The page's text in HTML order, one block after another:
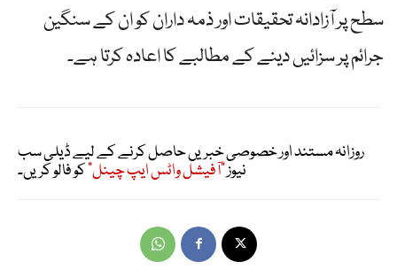
سطح پر آزادانہ تحقیقات اور ذمہ داران کو ان کے سنگین
جرائم پر سزائیں دینے کے مطالبے کا اعادہ کرتا ہے۔
روزانہ مستند اور خصوصی خبریں حاصل کرنے کے لیے ڈیلی سب
نیوز"آفیشل واٹس ایپ چینل"کو فالو کریں۔